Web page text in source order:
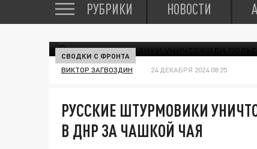
РУБРИКИ НОВОСТИ
СВОДКИ С ФРОНТА
ВИКТОР ЗАГВОЗДИН 24 ДЕКАБРЯ 2024 08:25
РУССКИЕ ШТУРМОВИКИ
В ДНР ЗА ЧАШКОЙ ЧАЯ